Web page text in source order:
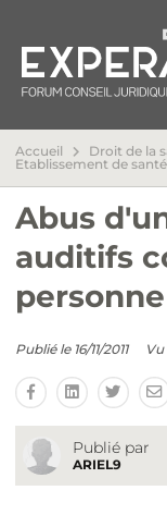
Accueil
Droit de la
Etablissement de
Abus
auditifs
Publié le 16/11/2011
Publié par
ARIEL9